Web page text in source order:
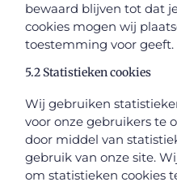
bewaard blijven tot dat
cookies mogen wij
toestemming voor geeft.
5.2 Statistieken cookies
Wij gebruiken
voor onze gebruikers te
door middel van
gebruik van onze site.
om statistieken cookies